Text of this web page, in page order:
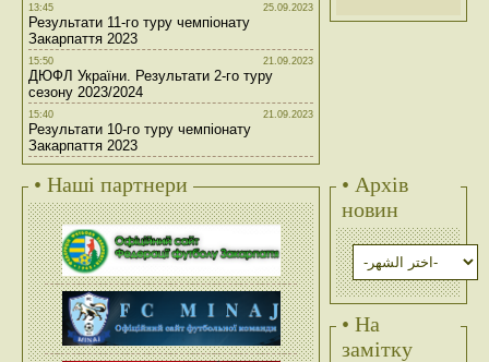
13:45 25.09.2023
Результати 11-го туру чемпіонату
Закарпаття 2023
15:50 21.09.2023
ДЮФЛ України. Результати 2-го туру
сезону 2023/2024
15:40 21.09.2023
Результати 10-го туру чемпіонату
Закарпаття 2023
• Наші партнери
• Архів
новин
• На
замітку